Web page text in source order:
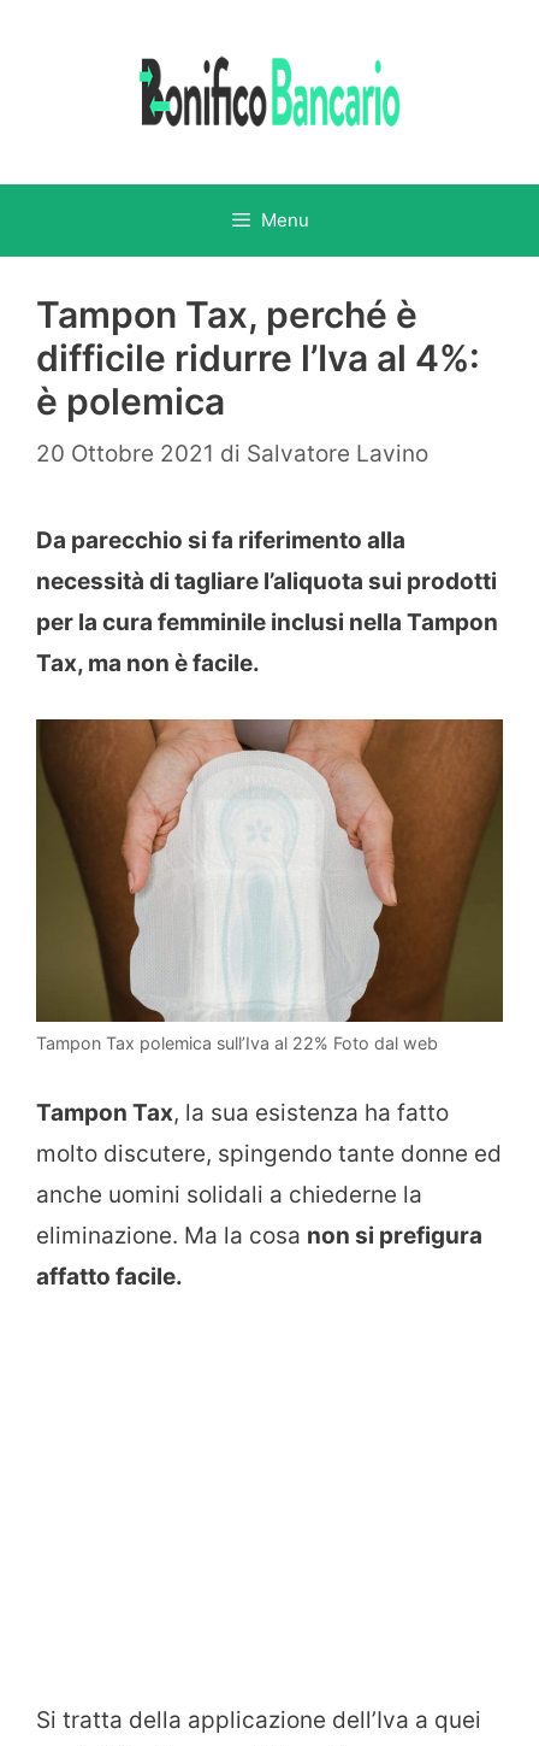
Menu
Tampon Tax, perché è
difficile ridurre l’Iva al 4%:
è polemica
20 Ottobre 2021 di Salvatore Lavino
Da parecchio si fa riferimento alla
necessità di tagliare l’aliquota sui prodotti
per la cura femminile inclusi nella Tampon
Tax, ma non è facile.
Tampon Tax polemica sull’Iva al 22% Foto dal web
Tampon Tax, la sua esistenza ha fatto
molto discutere, spingendo tante donne ed
anche uomini solidali a chiederne la
eliminazione. Ma la cosa non si prefigura
affatto facile.
Si tratta della applicazione dell’Iva a quei